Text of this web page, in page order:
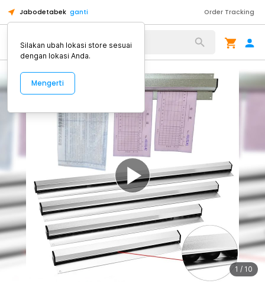
Jabodetabek ganti Order Tracking
Alat Kopi
1 / 10
Silakan ubah lokasi store sesuai
dengan lokasi Anda.
Mengerti